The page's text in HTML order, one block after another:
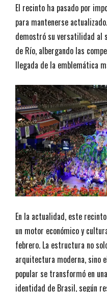
El recinto ha pasado por
para mantenerse
demostró su versatilidad al
de Río, albergando las
llegada de la emblemática
En la actualidad, este
un motor económico y
febrero. La estructura no
arquitectura moderna, sino
popular se transformó en
identidad de Brasil, según